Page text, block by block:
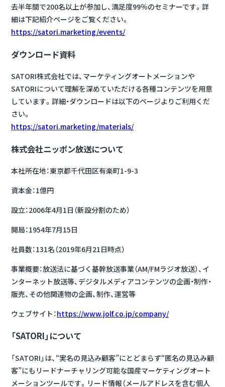
去半年間で200名以上が参加し、満足度99％のセミナーです。詳
細は下記紹介ページをご覧ください。
https://satori.marketing/events/
ダウンロード資料
SATORI株式会社では、マーケティングオートメーションや
SATORIについて理解を深めていただける各種コンテンツを用意
しています。詳細・ダウンロードは以下のページよりご利用くだ
さい。
https://satori.marketing/materials/
株式会社ニッポン放送について
本社所在地：東京都千代田区有楽町1-9-3
資本金：1億円
設立：2006年4月1日（新設分割のため）
開局：1954年7月15日
社員数：131名（2019年6月21日時点）
事業概要：放送法に基づく基幹放送事業（AM/FMラジオ放送）、イ
ンターネット放送等、デジタルメディアコンテンツの企画・制作・
販売、その他関連物の企画、制作、運営等
ウェブサイト：https://www.jolf.co.jp/company/
「SATORI」について
「SATORI」は、“実名の見込み顧客”にとどまらず“匿名の見込み顧
客”にもリードナーチャリング可能な国産マーケティングオート
メーションツールです。リード情報（メールアドレスを含む個人